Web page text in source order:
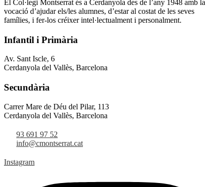
El Col·legi Montserrat és a Cerdanyola des de l’any 1948 amb la
vocació d’ajudar els/les alumnes, d’estar al costat de les seves
famílies, i fer-los créixer intel·lectualment i personalment.
Infantil i Primària
Av. Sant Iscle, 6
Cerdanyola del Vallès, Barcelona
Secundària
Carrer Mare de Déu del Pilar, 113
Cerdanyola del Vallès, Barcelona
93 691 97 52
info@cmontserrat.cat
Instagram